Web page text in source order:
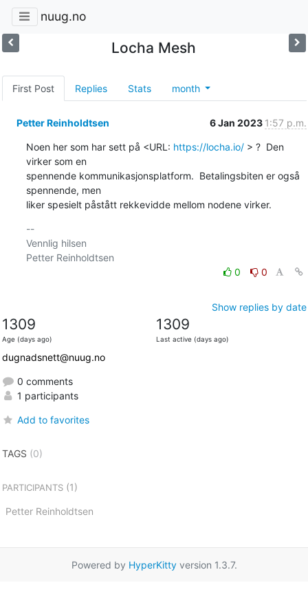
nuug.no
Locha Mesh
First Post Replies Stats month
Petter Reinholdtsen 6 Jan 2023 1:57 p.m.
Noen her som har sett på <URL: https://locha.io/ > ?  Den
virker som en
spennende kommunikasjonsplatform.  Betalingsbiten er også
spennende, men
liker spesielt påstått rekkevidde mellom nodene virker.
--
Vennlig hilsen
0
0
Show replies by date
1309
Age (days ago)
1309
Last active (days ago)
dugnadsnett@nuug.no
0 comments
1 participants
Add to favorites
TAGS (0)
PARTICIPANTS(1)
Petter Reinholdtsen
Powered by HyperKittyversion 1.3.7.